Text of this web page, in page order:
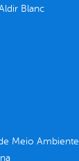
Blanc
Meio Ambiente